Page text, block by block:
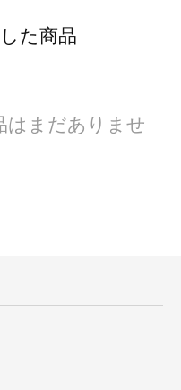
た商品
はまだありませ